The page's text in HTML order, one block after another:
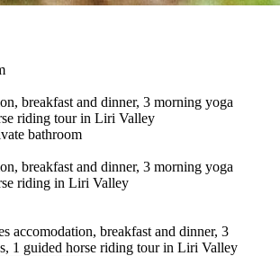
breakfast and dinner, 3 morning yoga
riding tour in Liri Valley
bathroom
breakfast and dinner, 3 morning yoga
riding in Liri Valley
accomodation, breakfast and dinner, 3
1 guided horse riding tour in Liri Valley